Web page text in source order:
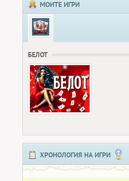
МОИТЕ ИГРИ
БЕЛОТ
ХРОНОЛОГИЯ НА ИГРИ